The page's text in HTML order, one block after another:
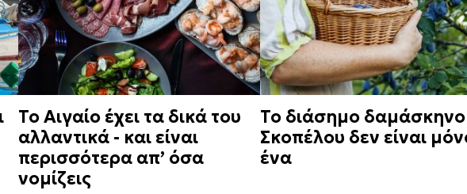
Το Αιγαίο έχει τα δικά του
αλλαντικά - και είναι
περισσότερα απ’ όσα
νομίζεις
Το διάσημο δαμάσκηνο
Σκοπέλου δεν είναι
ένα